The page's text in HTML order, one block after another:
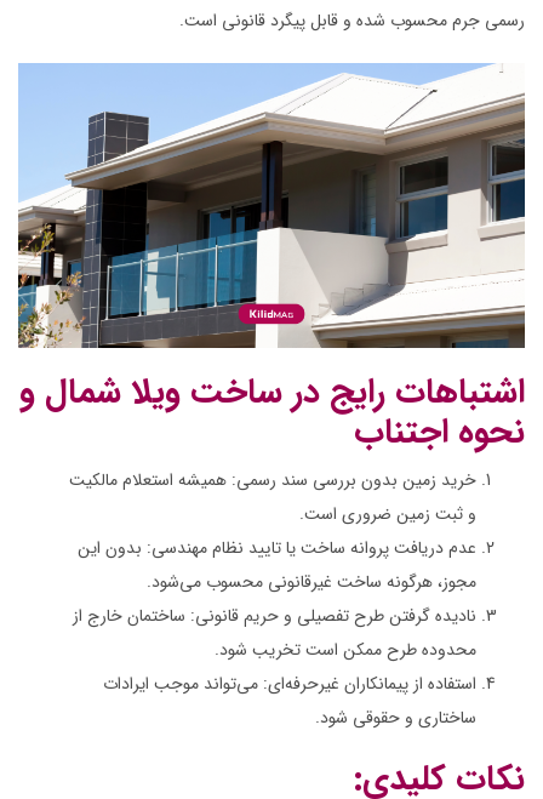
رسمی جرم محسوب شده و قابل پیگرد قانونی است.
اشتباهات رایج در ساخت ویلا شمال و
نحوه اجتناب
خرید زمین بدون بررسی سند رسمی: همیشه استعلام مالکیت
و ثبت زمین ضروری است.
عدم دریافت پروانه ساخت یا تایید نظام مهندسی: بدون این
مجوز، هرگونه ساخت غیرقانونی محسوب می‌شود.
نادیده گرفتن طرح تفصیلی و حریم قانونی: ساختمان خارج از
محدوده طرح ممکن است تخریب شود.
استفاده از پیمانکاران غیرحرفه‌ای: می‌تواند موجب ایرادات
ساختاری و حقوقی شود.
نکات کلیدی: